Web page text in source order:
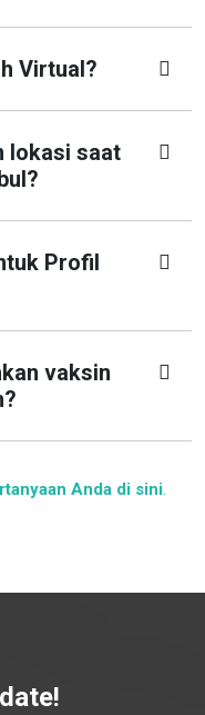
Virtual?
lokasi saat
Profil
vaksin
Anda di sini.